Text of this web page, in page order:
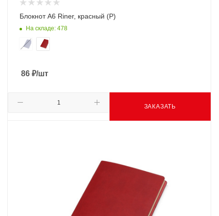
Блокнот А6 Riner, красный (Р)
На складе: 478
86 ₽/шт
ЗАКАЗАТЬ